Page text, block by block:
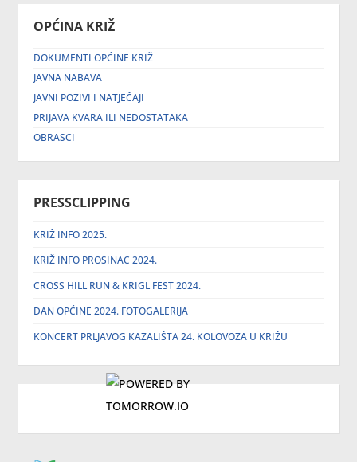
OPĆINA KRIŽ
DOKUMENTI OPĆINE KRIŽ
JAVNA NABAVA
JAVNI POZIVI I NATJEČAJI
PRIJAVA KVARA ILI NEDOSTATAKA
OBRASCI
PRESSCLIPPING
KRIŽ INFO 2025.
KRIŽ INFO PROSINAC 2024.
CROSS HILL RUN & KRIGL FEST 2024.
DAN OPĆINE 2024. FOTOGALERIJA
KONCERT PRLJAVOG KAZALIŠTA 24. KOLOVOZA U KRIŽU